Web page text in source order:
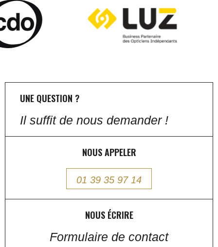
UNE QUESTION ?
Il suffit de nous demander !
NOUS APPELER
01 39 35 97 14
NOUS ÉCRIRE
Formulaire de contact